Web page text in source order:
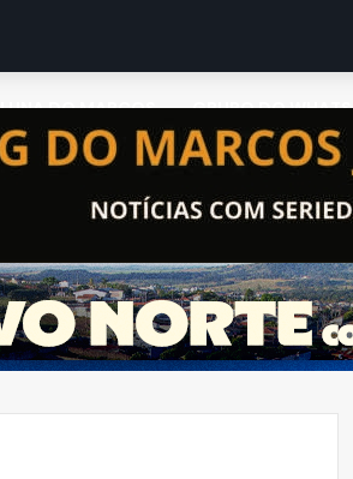
DO MARCOS GRUPO DO WHATS